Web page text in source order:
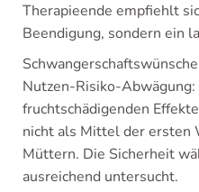
Therapieende empfiehlt
Beendigung, sondern ein
Nutzen-Risiko-
fruchtschädigenden
nicht als Mittel der ersten
Müttern. Die Sicherheit
ausreichend untersucht.